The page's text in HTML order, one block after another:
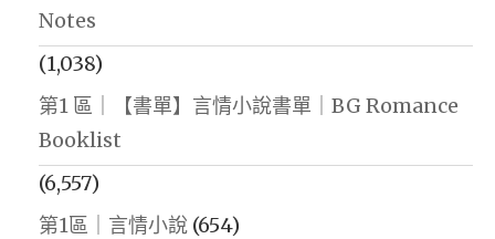
Notes
(1,038)
第1 區｜【書單】言情小說書單｜BG Romance
Booklist
(6,557)
第1區｜言情小說 (654)